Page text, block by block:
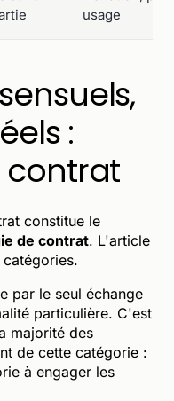
usage
:
constitue le
de contrat. L'article
par le seul échange
particulière. C'est
majorité des
de cette catégorie :
à engager les